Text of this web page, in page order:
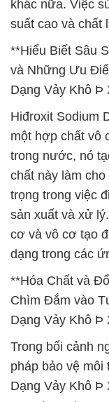
khác nữa. Việc
suất cao và chất
**Hiểu Biết Sâu
và Những Ưu
Dạng Vảy Khô Þ
Hiđroxit Sodium
một hợp chất vô
trong nước, nó
chất này làm
trọng trong việc
sản xuất và xử
cơ và vô cơ tạo
dạng trong các
**Hóa Chất và
Chìm Đắm vào
Dạng Vảy Khô Þ
Trong bối cảnh
pháp bảo vệ
Dạng Vảy Khô Þ